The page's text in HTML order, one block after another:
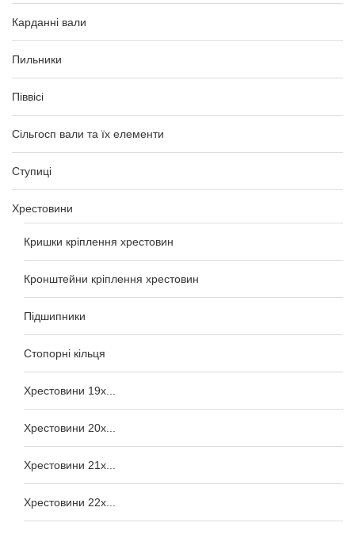
Карданні вали
Пильники
Піввісі
Сільгосп вали та їх елементи
Ступиці
Хрестовини
Кришки кріплення хрестовин
Кронштейни кріплення хрестовин
Підшипники
Стопорні кільця
Хрестовини 19x...
Хрестовини 20x...
Хрестовини 21x...
Хрестовини 22x...